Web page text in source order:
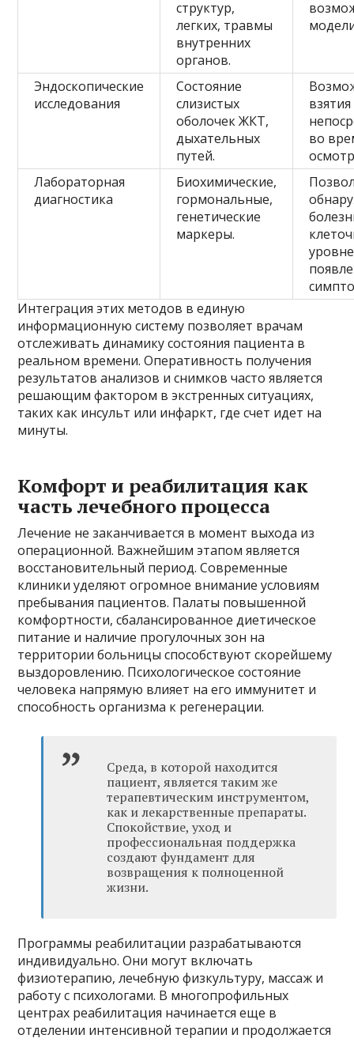
структур,
легких, травмы
внутренних
органов.
Эндоскопические
исследования
Состояние
слизистых
оболочек ЖКТ,
дыхательных
путей.
во
Лабораторная
диагностика
Биохимические,
гормональные,
генетические
маркеры.
Интеграция этих методов в единую
информационную систему позволяет врачам
отслеживать динамику состояния пациента в
реальном времени. Оперативность получения
результатов анализов и снимков часто является
решающим фактором в экстренных ситуациях,
таких как инсульт или инфаркт, где счет идет на
минуты.
Комфорт и реабилитация как
часть лечебного процесса
Лечение не заканчивается в момент выхода из
операционной. Важнейшим этапом является
восстановительный период. Современные
клиники уделяют огромное внимание условиям
пребывания пациентов. Палаты повышенной
комфортности, сбалансированное диетическое
питание и наличие прогулочных зон на
территории больницы способствуют скорейшему
выздоровлению. Психологическое состояние
человека напрямую влияет на его иммунитет и
способность организма к регенерации.
Среда, в которой находится
пациент, является таким же
терапевтическим инструментом,
как и лекарственные препараты.
Спокойствие, уход и
профессиональная поддержка
создают фундамент для
возвращения к полноценной
жизни.
Программы реабилитации разрабатываются
индивидуально. Они могут включать
физиотерапию, лечебную физкультуру, массаж и
работу с психологами. В многопрофильных
центрах реабилитация начинается еще в
отделении интенсивной терапии и продолжается